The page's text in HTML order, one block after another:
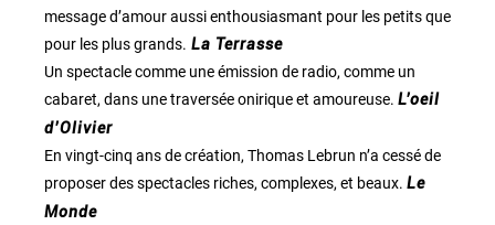
message d’amour aussi enthousiasmant pour les petits que
pour les plus grands. La Terrasse
Un spectacle comme une émission de radio, comme un
cabaret, dans une traversée onirique et amoureuse. L’oeil
d’Olivier
En vingt-cinq ans de création, Thomas Lebrun n’a cessé de
proposer des spectacles riches, complexes, et beaux. Le
Monde